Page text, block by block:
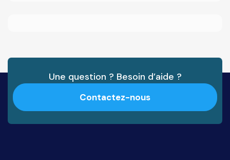
Une question ? Besoin d’aide ?
Contactez-nous